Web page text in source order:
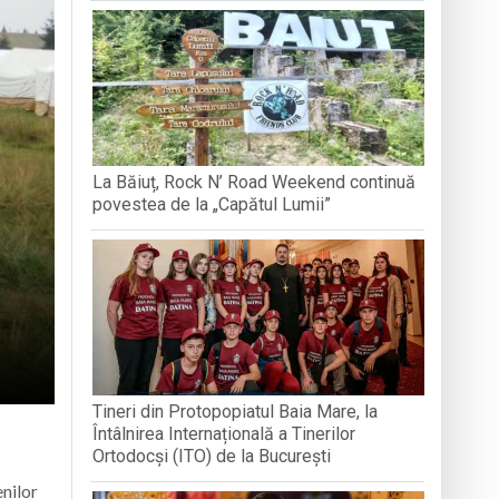
Sofronie Perța
lansare de carte și momente
BREB
La Băiuț, Rock N’ Road Weekend continuă
povestea de la „Capătul Lumii”
Tineri din Protopopiatul Baia Mare, la
Întâlnirea Internațională a Tinerilor
Ortodocși (ITO) de la București